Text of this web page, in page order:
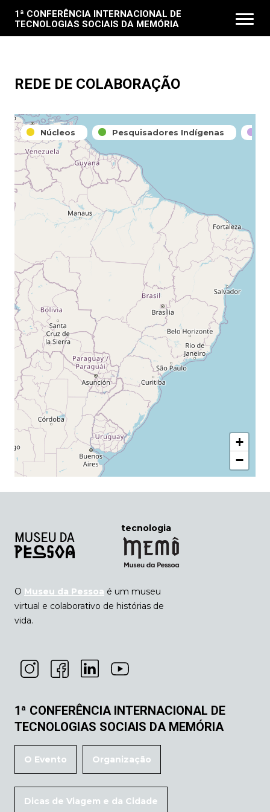
1ª CONFERÊNCIA INTERNACIONAL DE
TECNOLOGIAS SOCIAIS DA MEMÓRIA
DICAS DE VIAGEM E DA CIDADE
FIQUE POR DENTRO!
CONTATO
REDE DE COLABORAÇÃO
Núcleos Pesquisadores Indígenas
+
−
tecnologia
O Museu da Pessoa é um museu
virtual e colaborativo de histórias de
vida.
1ª CONFERÊNCIA INTERNACIONAL DE
TECNOLOGIAS SOCIAIS DA MEMÓRIA
O Evento Organização
Dicas de Viagem e da Cidade